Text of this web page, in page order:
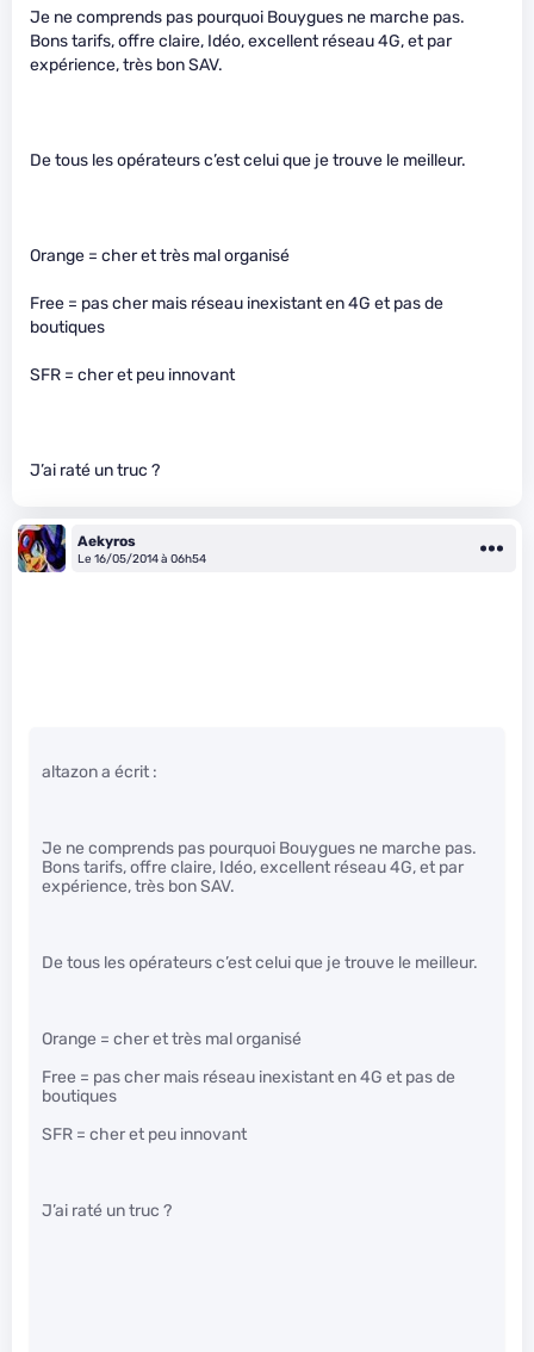
Je ne comprends pas pourquoi Bouygues ne marche pas.
Bons tarifs, offre claire, Idéo, excellent réseau 4G, et par
expérience, très bon SAV.
De tous les opérateurs c’est celui que je trouve le meilleur.
Orange = cher et très mal organisé
Free = pas cher mais réseau inexistant en 4G et pas de
boutiques
SFR = cher et peu innovant
J’ai raté un truc ?
Aekyros
Le 16/05/2014 à 06h54
altazon a écrit :
Je ne comprends pas pourquoi Bouygues ne marche pas.
Bons tarifs, offre claire, Idéo, excellent réseau 4G, et par
expérience, très bon SAV.
De tous les opérateurs c’est celui que je trouve le meilleur.
Orange = cher et très mal organisé
Free = pas cher mais réseau inexistant en 4G et pas de
boutiques
SFR = cher et peu innovant
J’ai raté un truc ?